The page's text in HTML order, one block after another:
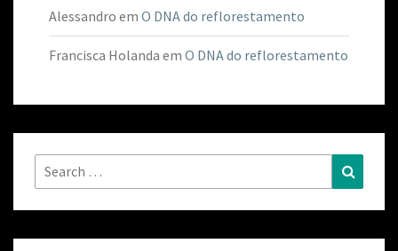
Alessandro em O DNA do reflorestamento
Francisca Holanda em O DNA do reflorestamento